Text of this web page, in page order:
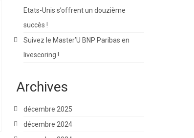
Etats-Unis s’offrent un douzième
succès !
Suivez le Master’U BNP Paribas en
livescoring !
Archives
décembre 2025
décembre 2024